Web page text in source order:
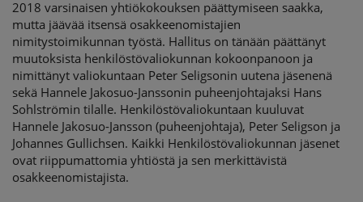
2018 varsinaisen yhtiökokouksen päättymiseen saakka,
mutta jäävää itsensä osakkeenomistajien
nimitystoimikunnan työstä. Hallitus on tänään päättänyt
muutoksista henkilöstövaliokunnan kokoonpanoon ja
nimittänyt valiokuntaan Peter Seligsonin uutena jäsenenä
sekä Hannele Jakosuo-Janssonin puheenjohtajaksi Hans
Sohlströmin tilalle. Henkilöstövaliokuntaan kuuluvat
Hannele Jakosuo-Jansson (puheenjohtaja), Peter Seligson ja
Johannes Gullichsen. Kaikki Henkilöstövaliokunnan jäsenet
ovat riippumattomia yhtiöstä ja sen merkittävistä
osakkeenomistajista.